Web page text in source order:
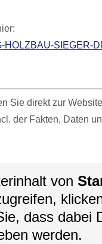
HOLZBAU-SIEGER-
Sie direkt zur
der Fakten, Daten
von
dass dabei
werden.